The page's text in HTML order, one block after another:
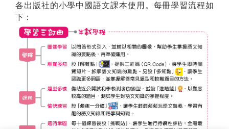
各出版社的小學中國語文課本使用。每冊學習流程如
下：